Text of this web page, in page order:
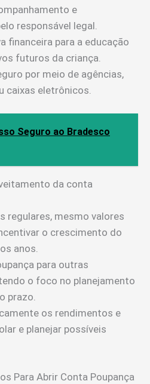
e
responsável legal.
financeira para a educação
futuros da criança.
por meio de agências,
caixas eletrônicos.
Seguro ao Bradesco
da conta
regulares, mesmo valores
o crescimento do
anos.
para outras
o foco no planejamento
prazo.
os rendimentos e
e planejar possíveis
Para Abrir Conta Poupança